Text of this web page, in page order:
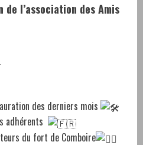
l’association des Amis
des derniers mois
adhérents
du fort de Comboire